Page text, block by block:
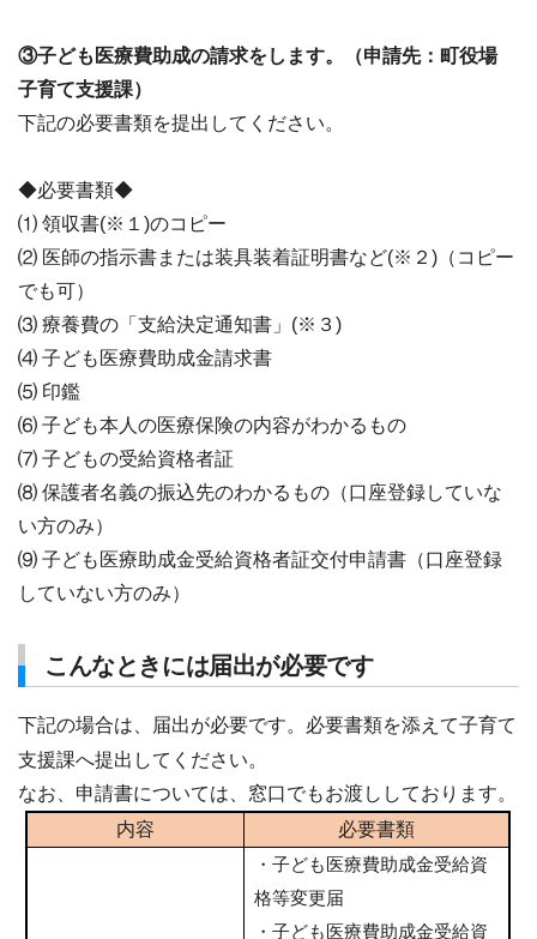
③子ども医療費助成の請求をします。（申請先：町役場
子育て支援課）
下記の必要書類を提出してください。
◆必要書類◆
⑴ 領収書(※１)のコピー
⑵ 医師の指示書または装具装着証明書など(※２)（コピー
でも可）
⑶ 療養費の「支給決定通知書」(※３)
⑷ 子ども医療費助成金請求書
⑸ 印鑑
⑹ 子ども本人の医療保険の内容がわかるもの
⑺ 子どもの受給資格者証
⑻ 保護者名義の振込先のわかるもの（口座登録していな
い方のみ）
⑼ 子ども医療助成金受給資格者証交付申請書（口座登録
していない方のみ）
こんなときには届出が必要です
下記の場合は、届出が必要です。必要書類を添えて子育て
支援課へ提出してください。
なお、申請書については、窓口でもお渡ししております。
内容
必要書類
・子ども医療費助成金受給資
格等変更届
・子ども医療費助成金受給資